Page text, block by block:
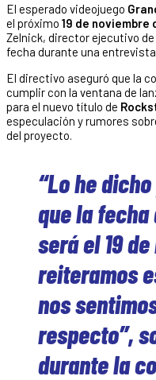
El esperado videojuego
el próximo 19 de noviembre
Zelnick, director ejecutivo de
fecha durante una
El directivo aseguró que la
cumplir con la ventana de
para el nuevo título de
especulación y rumores
del proyecto.
“Lo he
que la
será el 19
reiteramos
nos
respecto”,
durante la